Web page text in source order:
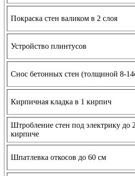
Покраска стен валиком в 2 слоя
Устройство плинтусов
Снос бетонных стен (толщиной 8-
Кирпичная кладка в 1 кирпич
Штробление стен под электрику до
кирпиче
Шпатлевка откосов до 60 см